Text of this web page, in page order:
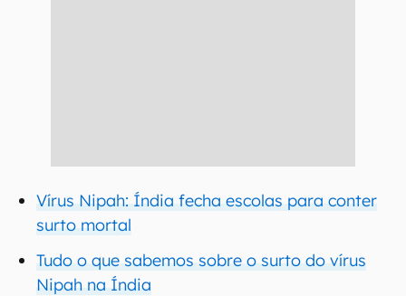
Vírus Nipah: Índia fecha escolas para conter
surto mortal
Tudo o que sabemos sobre o surto do vírus
Nipah na Índia